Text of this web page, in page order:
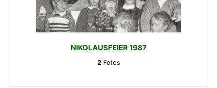
NIKOLAUSFEIER 1987
2Fotos